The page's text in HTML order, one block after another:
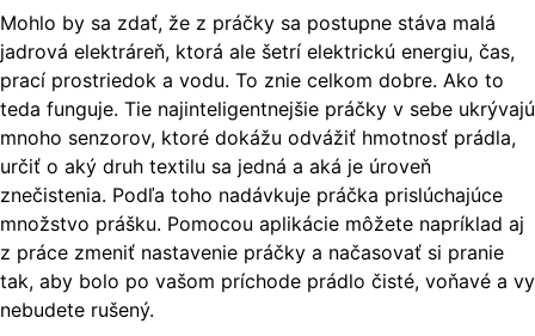
Mohlo by sa zdať, že z práčky sa postupne stáva malá
jadrová elektráreň, ktorá ale šetrí elektrickú energiu, čas,
prací prostriedok a vodu. To znie celkom dobre. Ako to
teda funguje. Tie najinteligentnejšie práčky v sebe ukrývajú
mnoho senzorov, ktoré dokážu odvážiť hmotnosť prádla,
určiť o aký druh textilu sa jedná a aká je úroveň
znečistenia. Podľa toho nadávkuje práčka prislúchajúce
množstvo prášku. Pomocou aplikácie môžete napríklad aj
z práce zmeniť nastavenie práčky a načasovať si pranie
tak, aby bolo po vašom príchode prádlo čisté, voňavé a vy
nebudete rušený.